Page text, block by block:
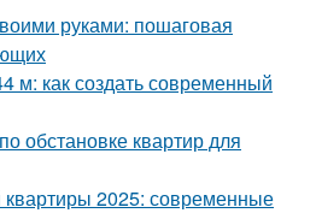
руками: пошаговая
м: как создать современный
обстановке квартир для
квартиры 2025: современные